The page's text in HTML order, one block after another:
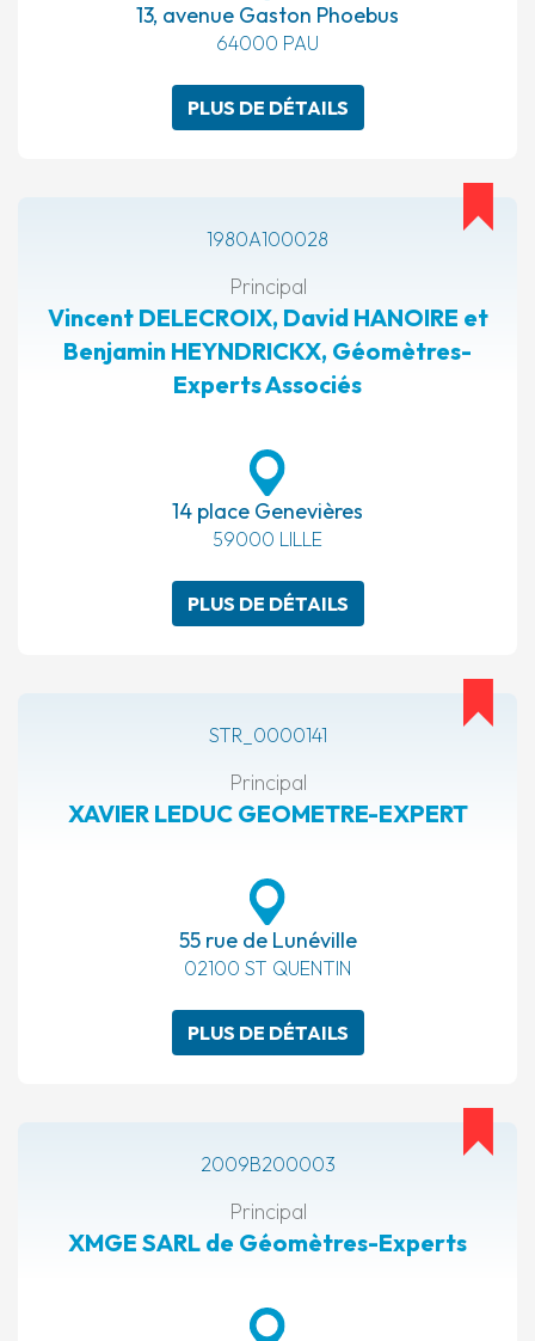
13, avenue Gaston Phoebus
64000 PAU
PLUS DE DÉTAILS
1980A100028
Principal
Vincent DELECROIX, David HANOIRE et
Benjamin HEYNDRICKX, Géomètres-
Experts Associés
14 place Genevières
59000 LILLE
PLUS DE DÉTAILS
STR_0000141
Principal
XAVIER LEDUC GEOMETRE-EXPERT
55 rue de Lunéville
02100 ST QUENTIN
PLUS DE DÉTAILS
2009B200003
Principal
XMGE SARL de Géomètres-Experts